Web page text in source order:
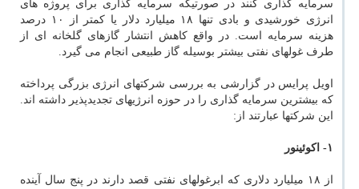
سرمایه گذاری کنند در صورتیکه سرمایه گذاری برای پروژه های
انرژی خورشیدی و بادی تنها ۱۸ میلیارد دلار یا کمتر از ۱۰ درصد
هزینه سرمایه است. در واقع کاهش انتشار گازهای گلخانه ای از
طرف غولهای نفتی بیشتر بوسیله گاز طبیعی انجام می گیرد.
اویل پرایس در گزارشی به بررسی شرکتهای انرژی بزرگی پرداخته
که بیشترین سرمایه گذاری را در حوزه انرژیهای تجدیدپذیر داشته اند.
این شرکتها عبارتند از:
۱- اکوئینور
از ۱۸ میلیارد دلاری که ابرغولهای نفتی قصد دارند در پنج سال آینده